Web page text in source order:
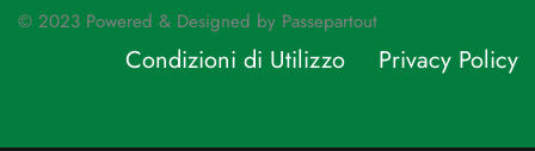
© 2023 Powered & Designed by Passepartout
Condizioni di Utilizzo Privacy Policy